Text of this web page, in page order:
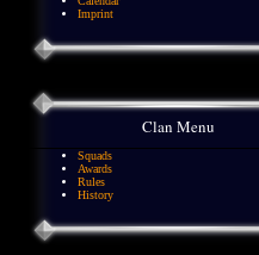
Imprint
Clan Menu
Squads
Awards
Rules
History